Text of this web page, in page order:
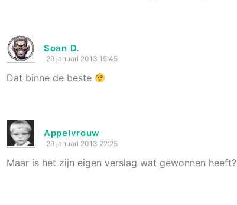
Soan D.
29 januari 2013 15:45
Dat binne de beste
Appelvrouw
29 januari 2013 22:25
Maar is het zijn eigen verslag wat gewonnen heeft?